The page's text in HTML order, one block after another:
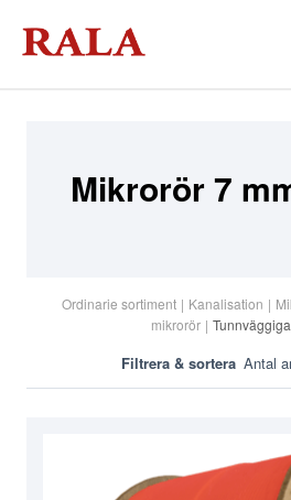
Mikrorör 7
Ordinarie sortiment | Kanalisation |
mikrorör |
Filtrera & sortera Antal